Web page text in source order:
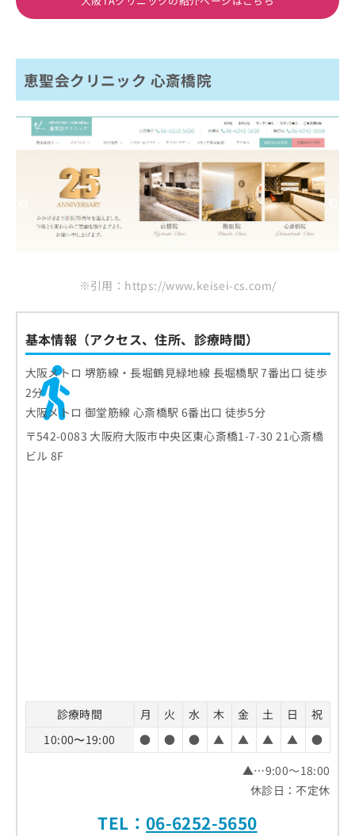
恵聖会クリニック 心斎橋院
※引用：https://www.keisei-cs.com/
基本情報（アクセス、住所、診療時間）
大阪メトロ 堺筋線・長堀鶴見緑地線 長堀橋駅 7番出口 徒歩
2分
大阪メトロ 御堂筋線 心斎橋駅 6番出口 徒歩5分
〒542-0083 大阪府大阪市中央区東心斎橋1-7-30 21心斎橋
ビル 8F
診療時間 月 火 水 木 金 土 日
祝
10:00〜19:00
● ● ● ▲ ▲ ▲ ▲
●
▲…9:00～18:00
休診日：不定休
TEL： 06-6252-5650